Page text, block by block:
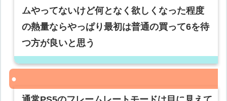
ムやってないけど何となく欲しくなった程度
の熱量ならやっぱり最初は普通の買って6を待
つ方が良いと思う